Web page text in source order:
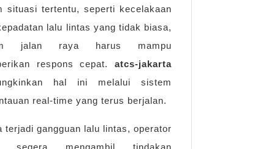
situasi tertentu, seperti kecelakaan
lalu lintas yang tidak biasa,
jalan raya harus mampu
respons cepat. atcs-jakarta
hal ini melalui sistem
real-time yang terus berjalan.
terjadi gangguan lalu lintas, operator